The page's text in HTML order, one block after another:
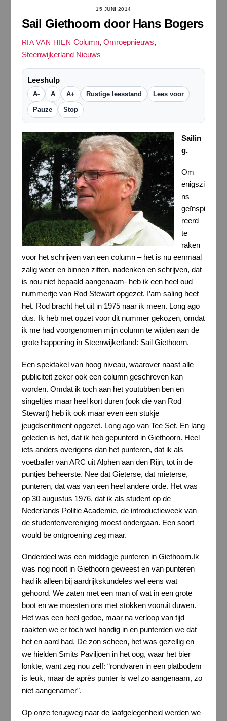
15 JUNI 2014
Sail Giethoorn door Hans Bogers
RIA VAN HIEN Column, Omroepnieuws,
Steenwijkerland Nieuws
Leeshulp
A- A A+ Rustige leesstand Lees voor
Pauze Stop
Sailin
g.
Om
enigszi
ns
geïnspi
reerd
te
raken
voor het schrijven van een column – het is nu eenmaal
zalig weer en binnen zitten, nadenken en schrijven, dat
is nou niet bepaald aangenaam- heb ik een heel oud
nummertje van Rod Stewart opgezet. I’am saling heet
het. Rod bracht het uit in 1975 naar ik meen. Long ago
dus. Ik heb met opzet voor dit nummer gekozen, omdat
ik me had voorgenomen mijn column te wijden aan de
grote happening in Steenwijkerland: Sail Giethoorn.
Een spektakel van hoog niveau, waarover naast alle
publiciteit zeker ook een column geschreven kan
worden. Omdat ik toch aan het youtubben ben en
singeltjes maar heel kort duren (ook die van Rod
Stewart) heb ik ook maar even een stukje
jeugdsentiment opgezet. Long ago van Tee Set. En lang
geleden is het, dat ik heb gepunterd in Giethoorn. Heel
iets anders overigens dan het punteren, dat ik als
voetballer van ARC uit Alphen aan den Rijn, tot in de
puntjes beheerste. Nee dat Gieterse, dat mieterse,
punteren, dat was van een heel andere orde. Het was
op 30 augustus 1976, dat ik als student op de
Nederlands Politie Academie, de introductieweek van
de studentenvereniging moest ondergaan. Een soort
would be ontgroening zeg maar.
Onderdeel was een middagje punteren in Giethoorn.Ik
was nog nooit in Giethoorn geweest en van punteren
had ik alleen bij aardrijkskundeles wel eens wat
gehoord. We zaten met een man of wat in een grote
boot en we moesten ons met stokken vooruit duwen.
Het was een heel gedoe, maar na verloop van tijd
raakten we er toch wel handig in en punterden we dat
het en aard had. De zon scheen, het was gezellig en
we hielden Smits Paviljoen in het oog, waar het bier
lonkte, want zeg nou zelf: “rondvaren in een platbodem
is leuk, maar de après punter is wel zo aangenaam, zo
niet aangenamer”.
Op onze terugweg naar de laafgelegenheid werden we